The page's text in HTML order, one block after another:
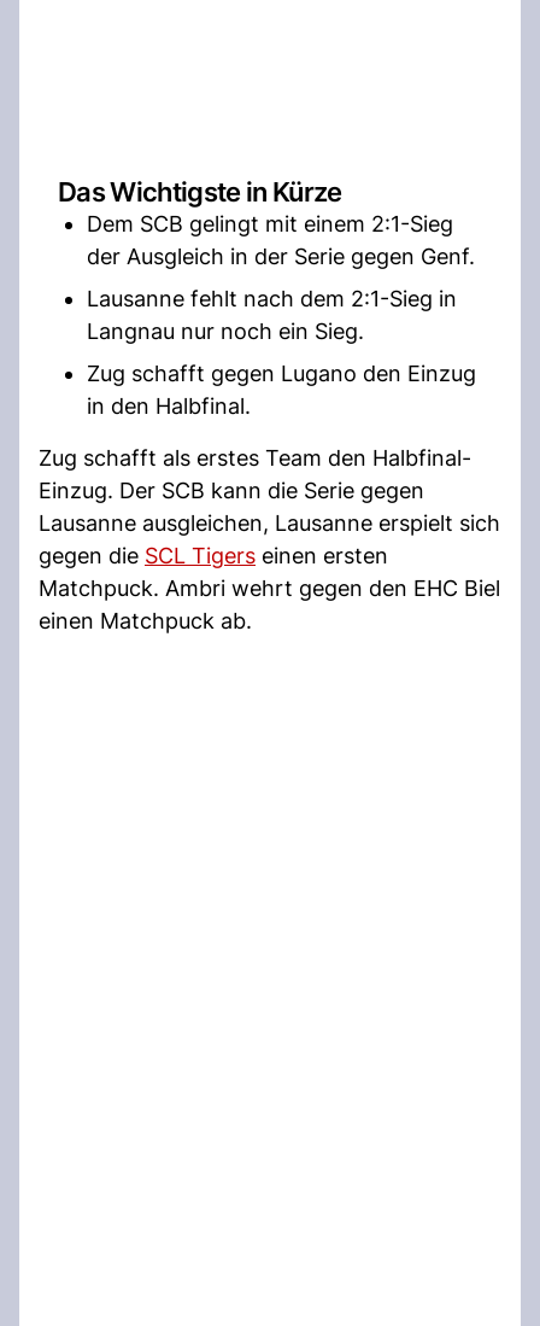
Das Wichtigste in Kürze
Dem SCB gelingt mit einem 2:1-Sieg
der Ausgleich in der Serie gegen Genf.
Lausanne fehlt nach dem 2:1-Sieg in
Langnau nur noch ein Sieg.
Zug schafft gegen Lugano den Einzug
in den Halbfinal.
Zug schafft als erstes Team den Halbfinal-
Einzug. Der SCB kann die Serie gegen
Lausanne ausgleichen, Lausanne erspielt sich
gegen die SCL Tigers einen ersten
Matchpuck. Ambri wehrt gegen den EHC Biel
einen Matchpuck ab.